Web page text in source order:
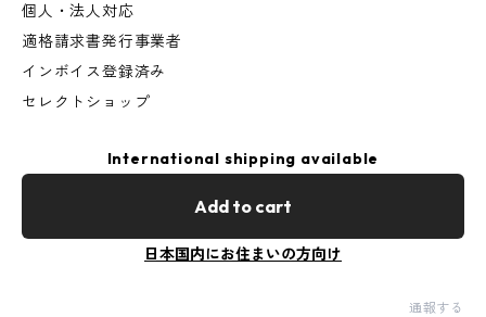
個人・法人対応
適格請求書発行事業者
インボイス登録済み
セレクトショップ
International shipping available
Add to cart
日本国内にお住まいの方向け
通報する